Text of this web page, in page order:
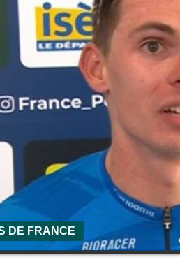
DE FRANCE